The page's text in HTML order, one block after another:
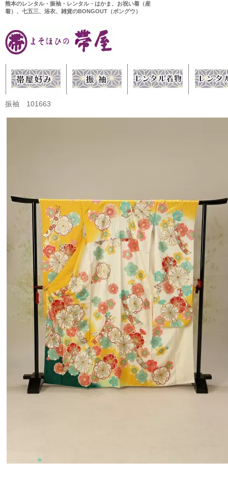
熊本のレンタル・振袖・レンタル・はかま、お祝い着（産
着）、七五三、浴衣、雑貨のBONGOUT（ボングウ）
振袖 101663